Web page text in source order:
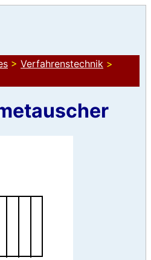
> Verfahrenstechnik >